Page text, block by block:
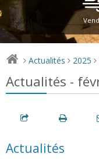
> Actualités > 2025 >
Actualités -
Actualités